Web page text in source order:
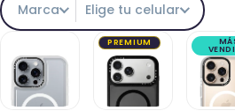
Marca Elige tu celular
PREMIUM